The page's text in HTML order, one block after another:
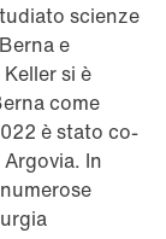
scienze
e
si è
come
è stato co-
In